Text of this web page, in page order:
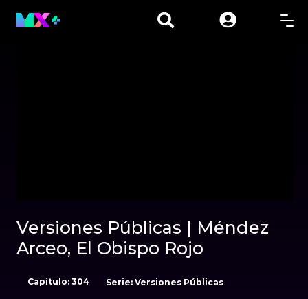
Versiones Públicas | Méndez
Arceo, El Obispo Rojo
Capítulo: 304 Serie: Versiones Públicas